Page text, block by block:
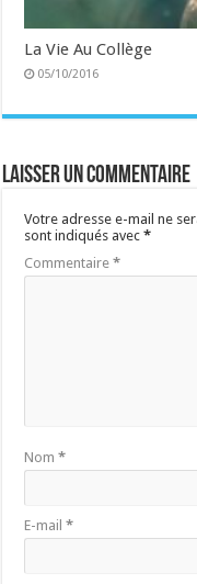
La Vie Au Collège
05/10/2016
Laisser un commentaire
Votre adresse e-mail ne
sont indiqués avec*
Commentaire*
Nom*
E-mail*